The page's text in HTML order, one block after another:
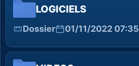
LOGICIELS
Dossier 01/11/2022 07:35